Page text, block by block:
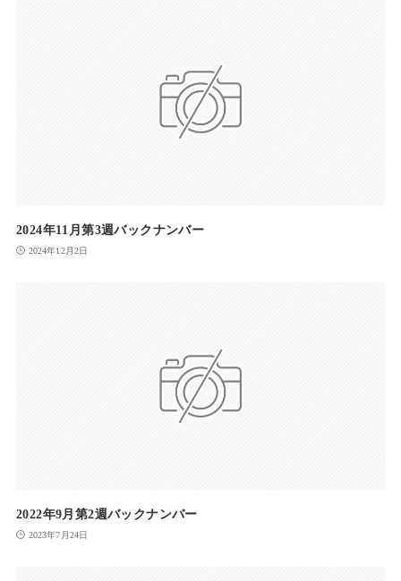
2024年11月第3週バックナンバー
2024年12月2日
2022年9月第2週バックナンバー
2023年7月24日